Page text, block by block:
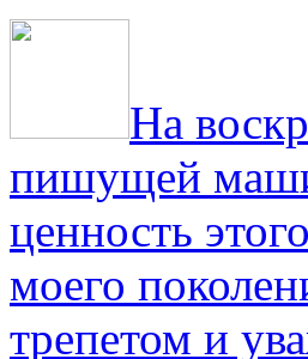
На
пишущей
ценность
моего
трепетом и